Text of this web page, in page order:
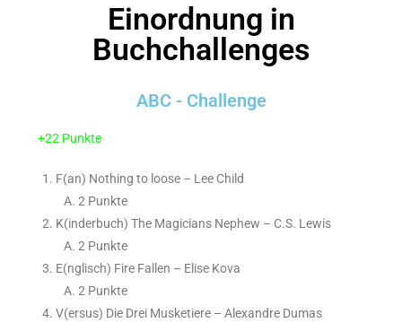
Einordnung in
Buchchallenges
ABC - Challenge
+22 Punkte
F(an) Nothing to loose – Lee Child
2 Punkte
K(inderbuch) The Magicians Nephew – C.S. Lewis
2 Punkte
E(nglisch) Fire Fallen – Elise Kova
2 Punkte
V(ersus) Die Drei Musketiere – Alexandre Dumas